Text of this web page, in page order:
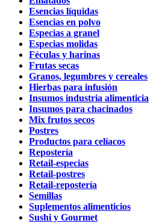
Esencias líquidas
Esencias en polvo
Especias a granel
Especias molidas
Féculas y harinas
Frutas secas
Granos, legumbres y cereales
Hierbas para infusión
Insumos industria alimenticia
Insumos para chacinados
Mix frutos secos
Postres
Productos para celíacos
Repostería
Retail-especias
Retail-postres
Retail-repostería
Semillas
Suplementos alimenticios
Sushi y Gourmet